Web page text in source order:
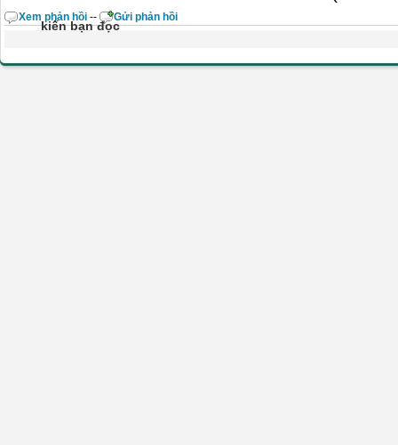
kiến bạn đọc
Xem phản hồi -- Gửi phản hồi